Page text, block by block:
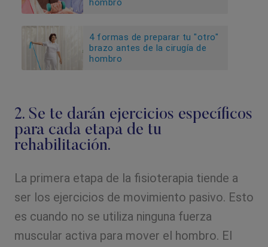
hombro
4 formas de preparar tu "otro"
brazo antes de la cirugía de
hombro
2. Se te darán ejercicios específicos
para cada etapa de tu
rehabilitación.
La primera etapa de la fisioterapia tiende a
ser los ejercicios de movimiento pasivo. Esto
es cuando no se utiliza ninguna fuerza
muscular activa para mover el hombro. El